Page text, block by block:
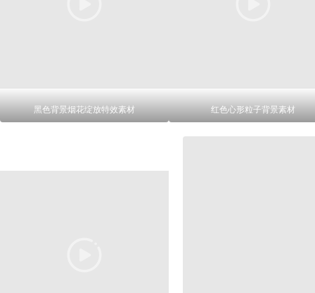
黑色背景烟花绽放特效素材 红色心形粒子背景素材